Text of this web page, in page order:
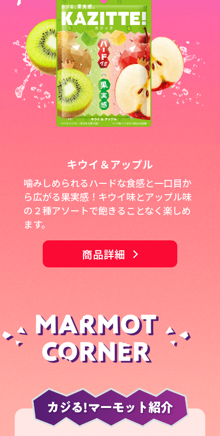
キウイ＆アップル
噛みしめられるハードな食感と一口目か
ら広がる果実感！キウイ味とアップル味
の２種アソートで飽きることなく楽しめ
ます。
商品詳細